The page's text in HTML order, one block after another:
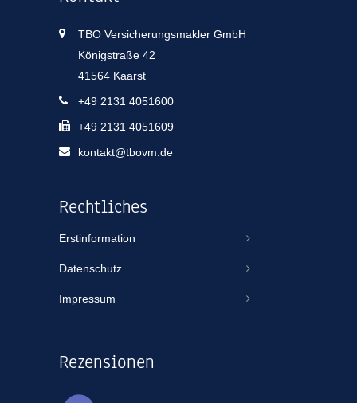
TBO Versicherungsmakler GmbH
Königstraße 42
41564 Kaarst
+49 2131 4051600
+49 2131 4051609
kontakt@tbovm.de
Rechtliches
Erstinformation
Datenschutz
Impressum
Rezensionen